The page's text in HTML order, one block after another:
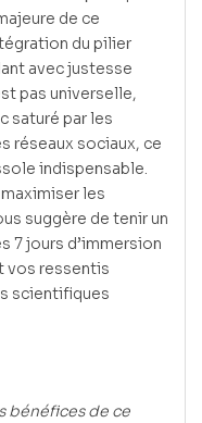
de ce
du pilier
avec justesse
pas universelle,
saturé par les
réseaux sociaux, ce
indispensable.
les
suggère de tenir un
7 jours d’immersion
vos ressentis
scientifiques
bénéfices de ce